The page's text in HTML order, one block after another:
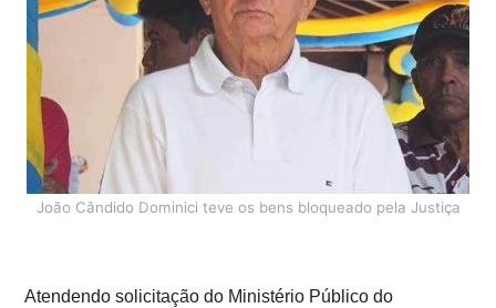
João Cândido Dominici teve os bens bloqueado pela Justiça
Atendendo solicitação do Ministério Público do